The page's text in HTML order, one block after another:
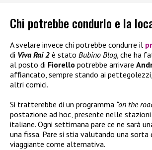
Chi potrebbe condurlo e la
A svelare invece chi potrebbe condurre il
di Viva Rai 2 è stato Bubino Blog, che ha
al posto di Fiorello potrebbe arrivare
affiancato, sempre stando ai
altri comici.
Si tratterebbe di un programma “on the
postazione ad hoc, presente nelle
italiane. Ogni settimana pare ce ne sarà
una fissa. Pare si stia valutando una sorta
viaggiante come alternativa.